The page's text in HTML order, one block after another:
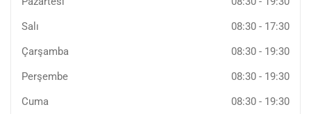
Salı
08:30 - 17:30
Çarşamba
08:30 - 19:30
Perşembe
08:30 - 19:30
Cuma
08:30 - 19:30